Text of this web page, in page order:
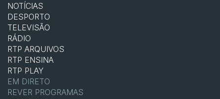
NOTÍCIAS
DESPORTO
TELEVISÃO
RÁDIO
RTP ARQUIVOS
RTP ENSINA
RTP PLAY
EM DIRETO
REVER PROGRAMAS